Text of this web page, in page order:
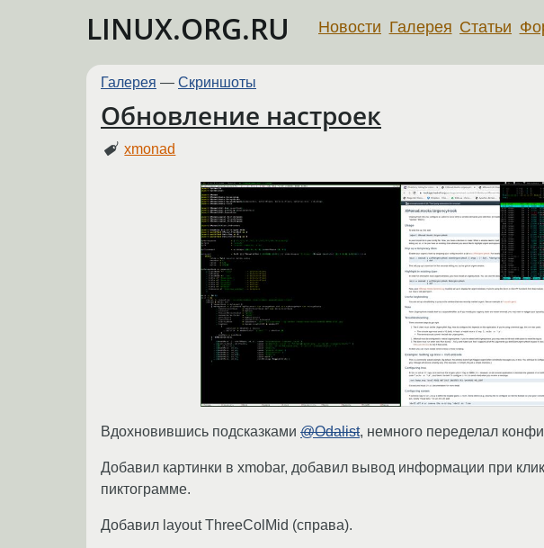
LINUX.ORG.RU Новости Галерея Статьи
Галерея — Скриншоты
Обновление настроек
xmonad
Вдохновившись подсказками @Odalist, немного переделал
Добавил картинки в xmobar, добавил вывод информации при
пиктограмме.
Добавил layout ThreeColMid (справа).